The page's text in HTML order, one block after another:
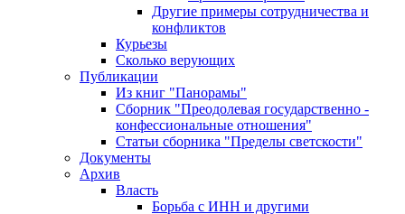
Другие примеры сотрудничества и
конфликтов
Курьезы
Сколько верующих
Публикации
Из книг "Панорамы"
Сборник "Преодолевая государственно -
конфессиональные отношения"
Статьи сборника "Пределы светскости"
Документы
Архив
Власть
Борьба с ИНН и другими